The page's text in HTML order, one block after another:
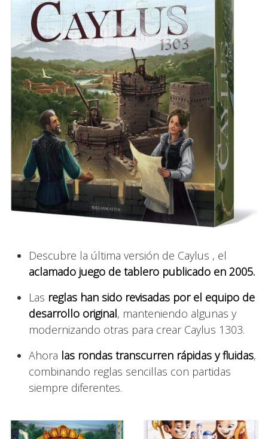
Descubre la última versión de Caylus , el
aclamado juego de tablero publicado en 2005.
Las reglas han sido revisadas por el equipo de
desarrollo original, manteniendo algunas y
modernizando otras para crear Caylus 1303.
Ahora las rondas transcurren rápidas y fluidas,
combinando reglas sencillas con partidas
siempre diferentes.